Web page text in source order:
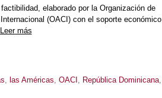
elaborado por la Organización de
(OACI) con el soporte económico
Leer más
, las Américas, OACI , República Dominicana,